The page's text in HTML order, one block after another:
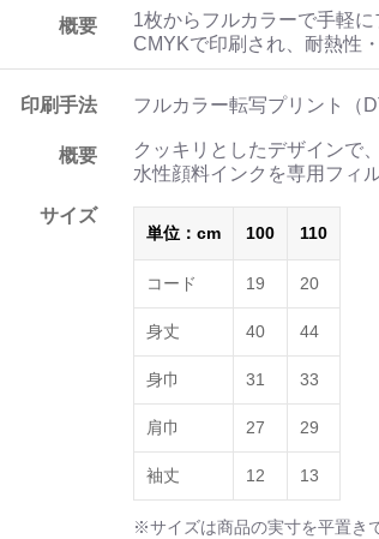
概要
1枚からフルカラーで手軽
CMYKで印刷され、耐熱性
印刷手法 フルカラー転写プリント（
概要
クッキリとしたデザインで
水性顔料インクを専用フィ
サイズ
単位：cm 100 110
コード 19 20
身丈 40 44
身巾 31 33
肩巾 27 29
袖丈 12 13
※サイズは商品の実寸を平置き